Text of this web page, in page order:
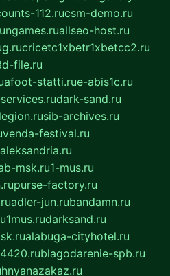
112.rucsm-demo.ru
allseo-host.ru
cricetc1xbetr1xbetcc2.ru
file.ru
statti.rue-abis1c.ru
dark-sand.ru
sib-archives.ru
venda-festival.ru
msk.ru1-mus.ru
purse-factory.ru
adler-jun.rubandamn.ru
1mus.rudarksand.ru
alabuga-cityhotel.ru
blagodarenie-spb.ru